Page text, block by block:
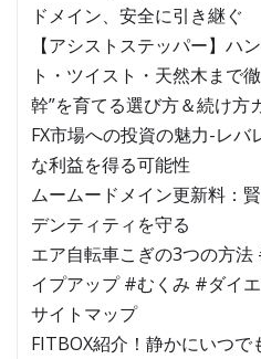
ドメイン、安全に引き継ぐ
【アシストステッパー】ハ
ト・ツイスト・天然木まで
幹”を育てる選び方＆続け方
FX市場への投資の魅力-レバ
な利益を得る可能性
ムームードメイン更新料：
デンティティを守る
エア自転車こぎの3つの方
イプアップ #むくみ #ダイ
サイトマップ
FITBOX紹介！静かにいつで